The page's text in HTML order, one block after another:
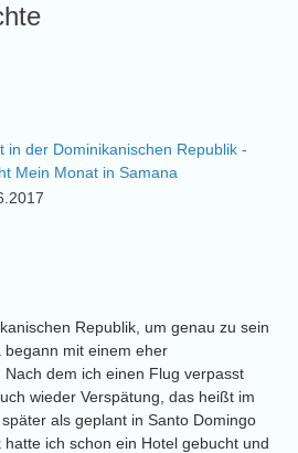
in der Dominikanischen Republik -
Mein Monat in Samana
Republik, um genau zu sein
mit einem eher
dem ich einen Flug verpasst
wieder Verspätung, das heißt im
als geplant in Santo Domingo
ich schon ein Hotel gebucht und